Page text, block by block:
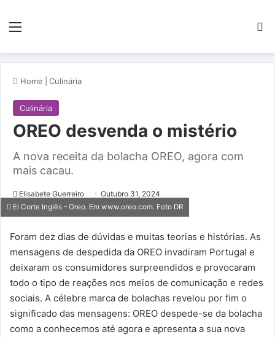
Menu
Home Culinária
Culinária
OREO desvenda o mistério
A nova receita da bolacha OREO, agora com
mais cacau.
Elisabete Guerreiro Outubro 31, 2024
El Corte Inglês - Oreo. Em www.oreo.com. Foto DR
Foram dez dias de dúvidas e muitas teorias e histórias. As
mensagens de despedida da OREO invadiram Portugal e
deixaram os consumidores surpreendidos e provocaram
todo o tipo de reações nos meios de comunicação e redes
sociais. A célebre marca de bolachas revelou por fim o
significado das mensagens: OREO despede-se da bolacha
como a conhecemos até agora e apresenta a sua nova